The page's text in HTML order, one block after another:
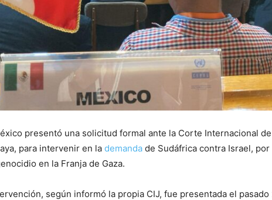
presentó una solicitud formal ante la Corte Internacional
para intervenir en la demanda de Sudáfrica contra Israel, por
en la Franja de Gaza.
según informó la propia CIJ, fue presentada el pasado